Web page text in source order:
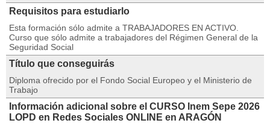
Requisitos para estudiarlo
Esta formación sólo admite a TRABAJADORES EN ACTIVO.
Curso que sólo admite a trabajadores del Régimen General de la
Seguridad Social
Título que conseguirás
Diploma ofrecido por el Fondo Social Europeo y el Ministerio de
Trabajo
Información adicional sobre el CURSO Inem Sepe 2026
LOPD en Redes Sociales ONLINE en ARAGÓN